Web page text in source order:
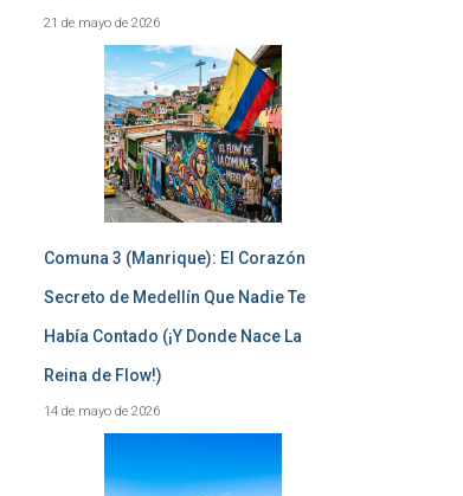
21 de mayo de 2026
Comuna 3 (Manrique): El Corazón
Secreto de Medellín Que Nadie Te
Había Contado (¡Y Donde Nace La
Reina de Flow!)
14 de mayo de 2026